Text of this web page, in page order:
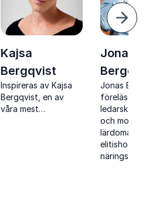
Kajsa
Bergqvist
Inspireras av Kajsa
Bergqvist, en av
våra mest
Jonas
Jonas
föreläser
ledarskap,
och
lärdomar
näringsliv